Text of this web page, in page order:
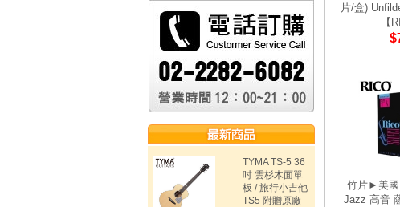
TYMA TS-5 36
吋 雲杉木面單
板 / 旅行小吉他
TS5 附贈原廠
片/盒)
【
竹片►美國
Jazz 高音